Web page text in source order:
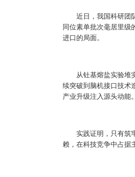
近日，我国科研团队
同位素单批次毫居里级
进口的局面。
从钍基熔盐实验堆实
续突破到脑机接口技术
产业升级注入源头动能。
实践证明，只有筑牢
赖，在科技竞争中占据